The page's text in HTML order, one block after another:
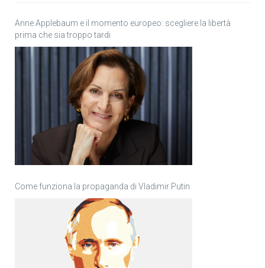
Anne Applebaum e il momento europeo: scegliere la libertà
prima che sia troppo tardi
Come funziona la propaganda di Vladimir Putin